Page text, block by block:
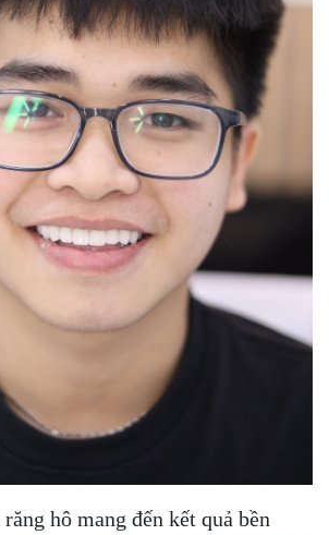
hô mang đến kết quả bền